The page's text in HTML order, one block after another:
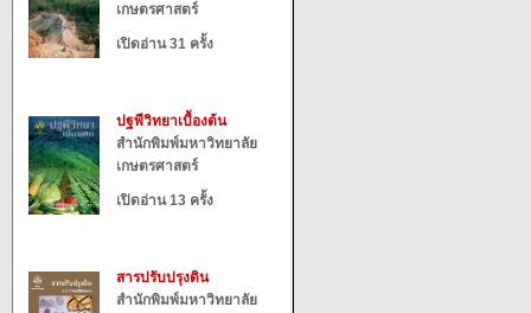
เกษตรศาสตร์
เปิดอ่าน 31 ครั้ง
ปฐพีวิทยาเบื้องต้น
สำนักพิมพ์มหาวิทยาลัย
เกษตรศาสตร์
เปิดอ่าน 13 ครั้ง
สารปรับปรุงดิน
สำนักพิมพ์มหาวิทยาลัย